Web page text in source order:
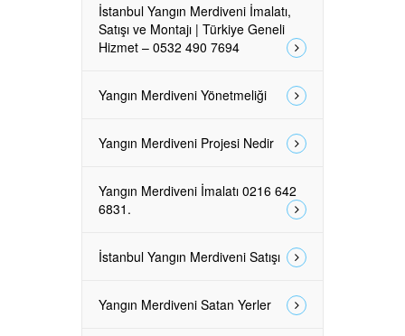
İstanbul Yangın Merdiveni İmalatı,
Satışı ve Montajı | Türkiye Geneli
Hizmet – 0532 490 7694
Yangın Merdiveni Yönetmeliği
Yangın Merdiveni Projesi Nedir
Yangın Merdiveni İmalatı 0216 642
6831.
İstanbul Yangın Merdiveni Satışı
Yangın Merdiveni Satan Yerler